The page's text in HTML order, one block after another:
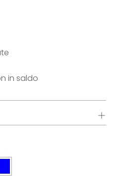
in saldo